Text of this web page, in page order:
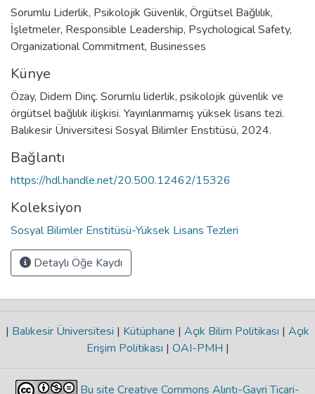
Sorumlu Liderlik, Psikolojik Güvenlik, Örgütsel Bağlılık,
İşletmeler, Responsible Leadership, Psychological Safety,
Organizational Commitment, Businesses
Künye
Özay, Didem Dinç. Sorumlu liderlik, psikolojik güvenlik ve
örgütsel bağlılık ilişkisi. Yayınlanmamış yüksek lisans tezi.
Balıkesir Üniversitesi Sosyal Bilimler Enstitüsü, 2024.
Bağlantı
https://hdl.handle.net/20.500.12462/15326
Koleksiyon
Sosyal Bilimler Enstitüsü-Yüksek Lisans Tezleri
Detaylı Öğe Kaydı
| Balıkesir Üniversitesi | Kütüphane | Açık Bilim Politikası | Açık
Erişim Politikası | OAI-PMH |
Bu site Creative Commons Alıntı-Gayri Ticari-